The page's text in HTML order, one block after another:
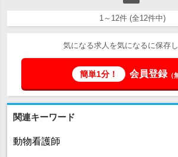
1～12件 (全12件中)
気になる求人を気になるに保存し
簡単1分！ 会員登録（
関連キーワード
動物看護師